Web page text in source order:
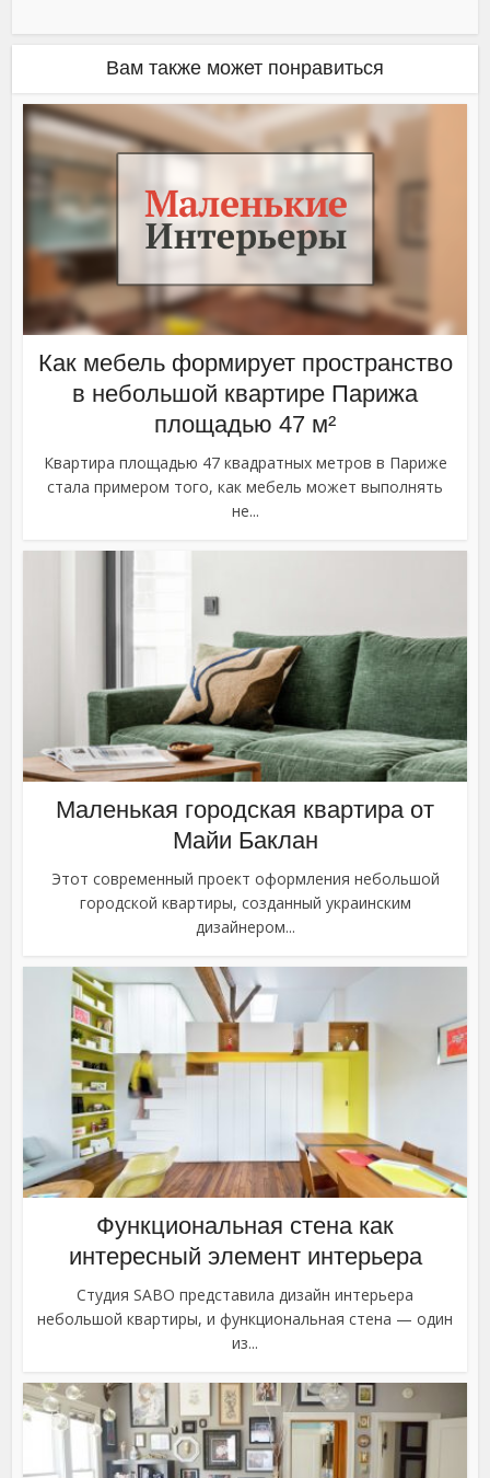
Вам также может понравиться
Как мебель формирует пространство
в небольшой квартире Парижа
площадью 47 м²
Квартира площадью 47 квадратных метров в Париже
стала примером того, как мебель может выполнять
не...
Маленькая городская квартира от
Майи Баклан
Этот современный проект оформления небольшой
городской квартиры, созданный украинским
дизайнером...
Функциональная стена как
интересный элемент интерьера
Студия SABO представила дизайн интерьера
небольшой квартиры, и функциональная стена — один
из...